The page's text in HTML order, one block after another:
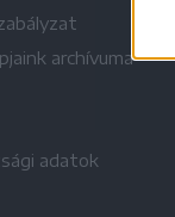
archívuma
adatok